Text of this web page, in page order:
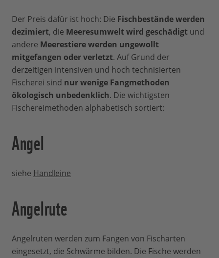
Der Preis dafür ist hoch: Die Fischbestände werden
dezimiert, die Meeresumwelt wird geschädigt und
andere Meerestiere werden ungewollt
mitgefangen oder verletzt. Auf Grund der
derzeitigen intensiven und hoch technisierten
Fischerei sind nur wenige Fangmethoden
ökologisch unbedenklich. Die wichtigsten
Fischereimethoden alphabetisch sortiert:
Angel
siehe Handleine
Angelrute
Angelruten werden zum Fangen von Fischarten
eingesetzt, die Schwärme bilden. Die Fische werden